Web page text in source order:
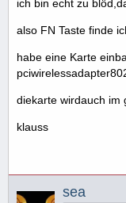
ich bin echt zu
also FN Taste finde
habe eine Karte
diekarte wirdauch im
klauss
sea